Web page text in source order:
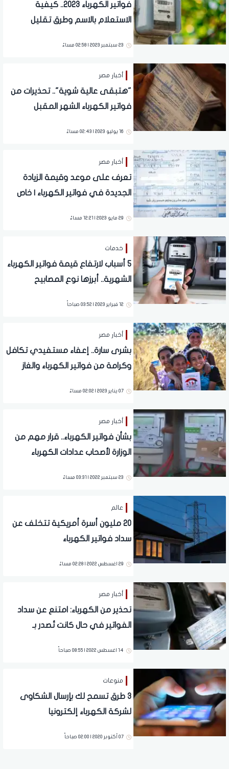
فواتير الكهرباء 2023.. كيفية
الاستعلام بالاسم وطرق تقليل
23 سبتمبر 2023 | 02:58 مساءً
أخبار مصر
"هتبقى عالية شوية".. تحذيرات من
فواتير الكهرباء الشهر المقبل
16 يوليو 2023 | 02:43 مساءً
أخبار مصر
تعرف على موعد وقيمة الزيادة
الجديدة في فواتير الكهرباء | خاص
29 مايو 2023 | 12:21 مساءً
خدمات
5 أسباب لارتفاع قيمة فواتير الكهرباء
الشهرية.. أبرزها نوع المصابيح
12 فبراير 2023 | 03:52 صباحاً
أخبار مصر
بشرى سارة.. إعفاء مستفيدي تكافل
وكرامة من فواتير الكهرباء والغاز
07 يناير 2023 | 02:02 مساءً
أخبار مصر
بشأن فواتير الكهرباء.. قرار مهم من
الوزارة لأصحاب عدادات الكهرباء
23 سبتمبر 2022 | 03:31 مساءً
عالم
20 مليون أسرة أمريكية تتخلف عن
سداد فواتير الكهرباء
29 اغسطس 2022 | 02:28 مساءً
أخبار مصر
تحذير من الكهرباء: امتنع عن سداد
الفواتير في حال كانت تُصدر بـ
14 اغسطس 2022 | 08:55 صباحاً
منوعات
3 طرق تسمح لك بإرسال الشكاوى
لشركة الكهرباء إلكترونيا
07 أكتوبر 2020 | 02:00 صباحاً